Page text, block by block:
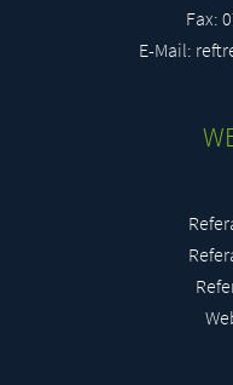
Fax:
E-Mail: